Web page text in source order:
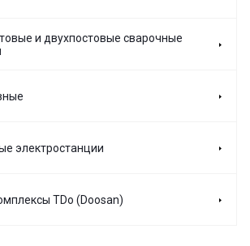
и двухпостовые сварочные
электростанции
TDo (Doosan)